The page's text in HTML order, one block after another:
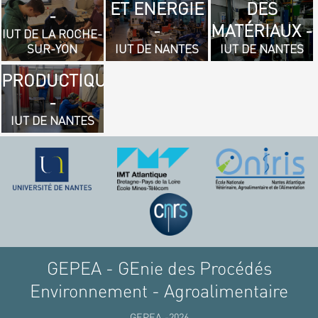
-
IUT DE LA ROCHE-
SUR-YON
ET ENERGIE
-
IUT DE NANTES
DES
MATÉRIAUX -
IUT DE NANTES
- GÉNIE
MÉCANIQUE
ET
PRODUCTIQUE
-
IUT DE NANTES
GEPEA - GEnie des Procédés
Environnement - Agroalimentaire